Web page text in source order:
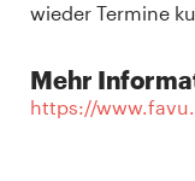
wieder Termine
Mehr
https://